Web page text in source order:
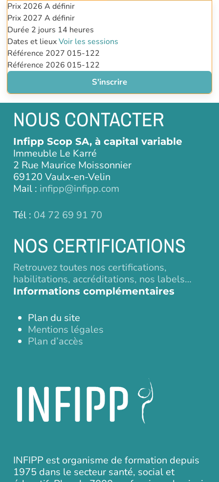
Prix 2026 A définir
Prix 2027 A définir
Durée 2 jours 14 heures
Dates et lieuxVoir les sessions
Référence 2027 015-122
Référence 2026 015-122
S'inscrire
NOUS CONTACTER
Infipp Scop SA, à capital variable
Immeuble Le Karré
2 Rue Maurice Moissonnier
69120 Vaulx-en-Velin
Mail : infipp@infipp.com
Tél : 04 72 69 91 70
NOS CERTIFICATIONS
Retrouvez toutes nos certifications,
habilitations, accréditations, nos labels…
Informations complémentaires
Plan du site
Mentions légales
Plan d’accès
INFIPP est organisme de formation depuis
1975 dans le secteur santé, social et